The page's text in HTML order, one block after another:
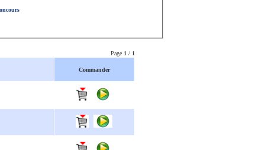
Page 1 / 1
Commander